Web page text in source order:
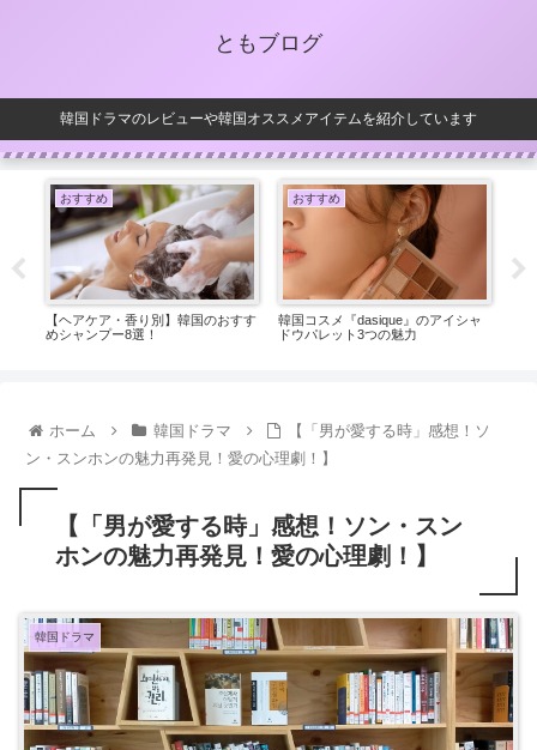
ともブログ
韓国ドラマのレビューや韓国オススメアイテムを紹介しています
おすすめ
【ヘアケア・香り別】韓国のおすす
めシャンプー8選！
おすすめ
韓国コスメ『dasique』のアイシャ
ドウパレット3つの魅力
ホーム 韓国ドラマ
【「男が愛する時」感想！ソ
ン・スンホンの魅力再発見！愛の心理劇！】
【「男が愛する時」感想！ソン・スン
ホンの魅力再発見！愛の心理劇！】
韓国ドラマ